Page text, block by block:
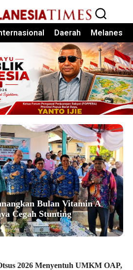
Daerah Melanesia
Bulan Vitamin A
Cegah Stunting
2026 Menyentuh UMKM OAP,